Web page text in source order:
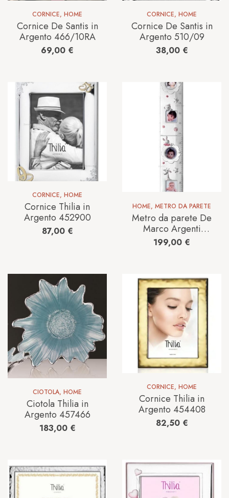
CORNICE, HOME
Cornice De Santis in
Argento 466/10RA
69,00 €
CORNICE, HOME
Cornice De Santis in
Argento 510/09
38,00 €
CORNICE, HOME
Cornice Thilia in
Argento 452900
87,00 €
HOME, METRO DA PARETE
Metro da parete De
Marco Argenti
Bambino in Argento
271491
199,00 €
CIOTOLA, HOME
Ciotola Thilia in
Argento 457466
183,00 €
CORNICE, HOME
Cornice Thilia in
Argento 454408
82,50 €